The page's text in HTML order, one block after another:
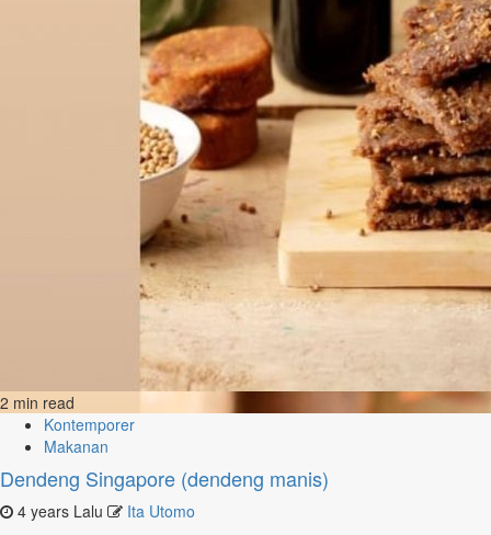
2 min read
Kontemporer
Makanan
Dendeng Singapore (dendeng manis)
4 years Lalu Ita Utomo